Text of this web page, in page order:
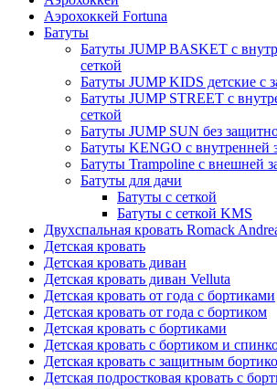
Аэрохоккей Fortuna
Батуты
Батуты JUMP BASKET с
сеткой
Батуты JUMP KIDS детские с
Батуты JUMP STREET с
сеткой
Батуты JUMP SUN без
Батуты KENGO с внутренней
Батуты Trampoline с внешней
Батуты для дачи
Батуты с сеткой
Батуты с сеткой KMS
Двухспальная кровать Romack
Детская кровать
Детская кровать диван
Детская кровать диван Velluta
Детская кровать от года с бортиками
Детская кровать от года с бортиком
Детская кровать с бортиками
Детская кровать с бортиком и
Детская кровать с защитным
Детская подростковая кровать с